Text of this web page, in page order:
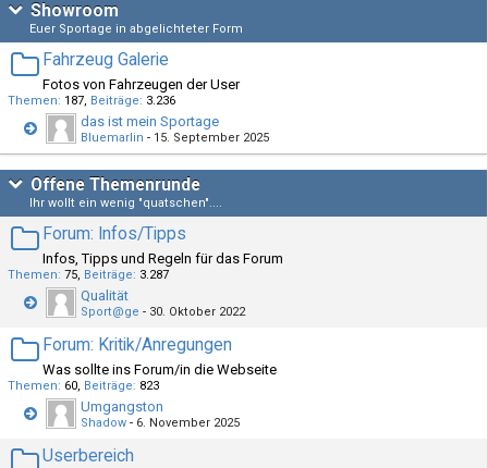
Showroom
Euer Sportage in abgelichteter Form
Fahrzeug Galerie
Fotos von Fahrzeugen der User
Themen 187 Beiträge 3.236
das ist mein Sportage
Bluemarlin - 15. September 2025
Offene Themenrunde
Ihr wollt ein wenig "quatschen"....
Forum: Infos/Tipps
Infos, Tipps und Regeln für das Forum
Themen 75 Beiträge 3.287
Qualität
Sport@ge - 30. Oktober 2022
Forum: Kritik/Anregungen
Was sollte ins Forum/in die Webseite
Themen 60 Beiträge 823
Umgangston
Shadow - 6. November 2025
Userbereich